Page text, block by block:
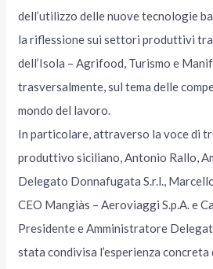
dell’utilizzo delle nuove tecnologie
la riflessione sui settori produttivi
dell’Isola – Agrifood, Turismo e
trasversalmente, sul tema delle
mondo del lavoro.
In particolare, attraverso la voce di
produttivo siciliano, Antonio Rallo,
Delegato Donnafugata S.r.l.,
CEO Mangiàs – Aeroviaggi S.p.A. e
Presidente e Amministratore
stata condivisa l’esperienza